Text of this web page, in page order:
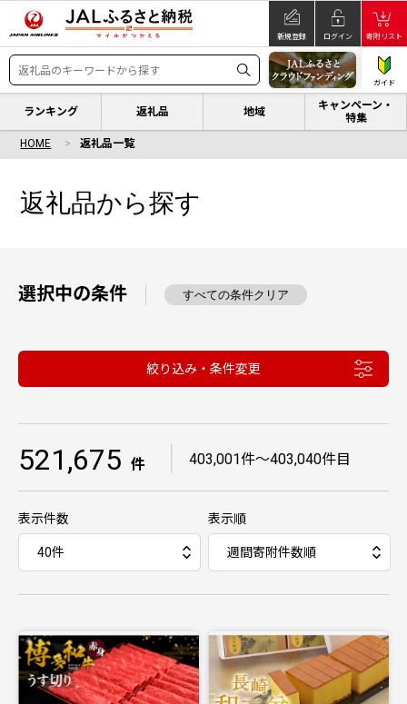
新規登録 ログイン 寄附リスト
ガイド
ランキング 返礼品 地域
キャンペーン・
特集
HOME 返礼品一覧
返礼品から探す
選択中の条件 すべての条件クリア
絞り込み・条件変更
521,675 件 403,001件〜403,040件目
表示件数 表示順